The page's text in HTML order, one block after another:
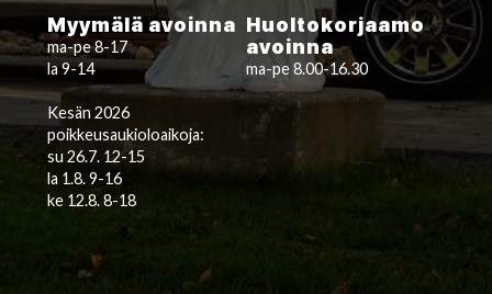
Myymälä avoinna
ma-pe 8-17
la 9-14
Kesän 2026
poikkeusaukioloaikoja:
su 26.7. 12-15
la 1.8. 9-16
ke 12.8. 8-18
Huoltokorjaamo
avoinna
ma-pe 8.00-16.30